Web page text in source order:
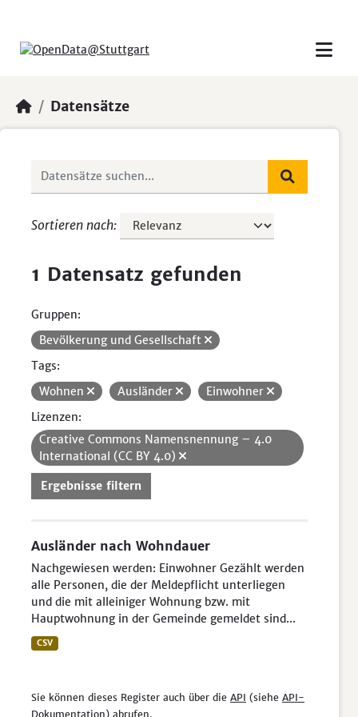
Datensätze
Sortieren nach
1 Datensatz gefunden
Gruppen:
Bevölkerung und Gesellschaft
Tags:
Wohnen
Ausländer
Einwohner
Lizenzen:
Creative Commons Namensnennung – 4.0
International (CC BY 4.0)
Ergebnisse filtern
Ausländer nach Wohndauer
Nachgewiesen werden: Einwohner Gezählt werden
alle Personen, die der Meldepflicht unterliegen
und die mit alleiniger Wohnung bzw. mit
Hauptwohnung in der Gemeinde gemeldet sind...
CSV
Sie können dieses Register auch über die API (siehe API-
Dokumentation) abrufen.